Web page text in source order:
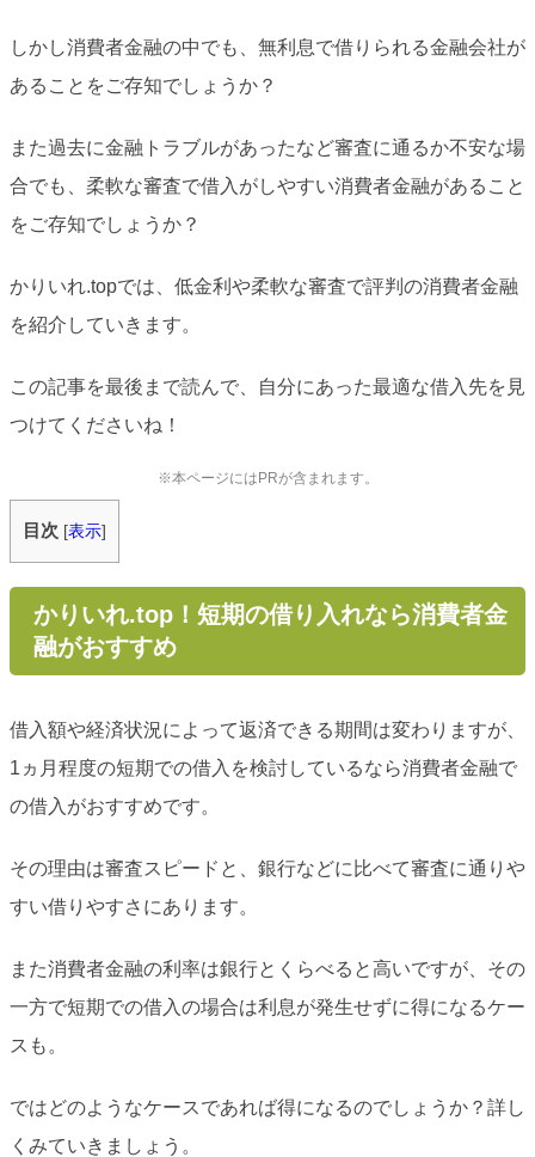
しかし消費者金融の中でも、無利息で借りられる金融会社が
あることをご存知でしょうか？
また過去に金融トラブルがあったなど審査に通るか不安な場
合でも、柔軟な審査で借入がしやすい消費者金融があること
をご存知でしょうか？
かりいれ.topでは、低金利や柔軟な審査で評判の消費者金融
を紹介していきます。
この記事を最後まで読んで、自分にあった最適な借入先を見
つけてくださいね！
※本ページにはPRが含まれます。
目次 [表示]
かりいれ.top！短期の借り入れなら消費者金
融がおすすめ
借入額や経済状況によって返済できる期間は変わりますが、
1ヵ月程度の短期での借入を検討しているなら消費者金融で
の借入がおすすめです。
その理由は審査スピードと、銀行などに比べて審査に通りや
すい借りやすさにあります。
また消費者金融の利率は銀行とくらべると高いですが、その
一方で短期での借入の場合は利息が発生せずに得になるケー
スも。
ではどのようなケースであれば得になるのでしょうか？詳し
くみていきましょう。